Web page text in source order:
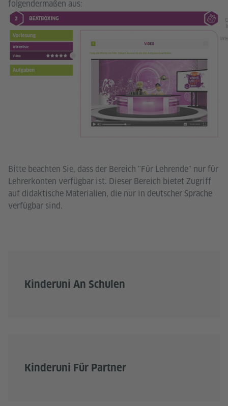
folgendermaßen aus:
Bitte beachten Sie, dass der Bereich "Für Lehrende" nur für
Lehrerkonten verfügbar ist. Dieser Bereich bietet Zugriff
auf didaktische Materialien, die nur in deutscher Sprache
verfügbar sind.
Kinderuni An Schulen
Kinderuni Für Partner